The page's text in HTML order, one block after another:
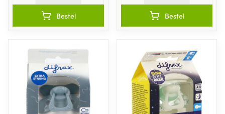
Bestel Bestel